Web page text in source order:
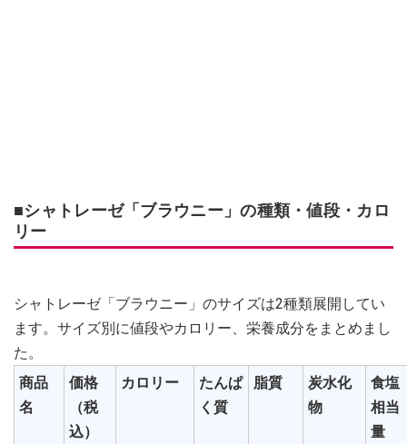
■シャトレーゼ「ブラウニー」の種類・値段・カロ
リー
シャトレーゼ「ブラウニー」のサイズは2種類展開してい
ます。サイズ別に値段やカロリー、栄養成分をまとめまし
た。
商品
名
価格
（税
込）
カロリー
たんぱ
く質
脂質
炭水化
物
食塩
相当
量